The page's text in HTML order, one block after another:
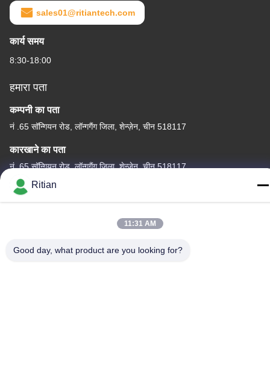
sales01@ritiantech.com
कार्य समय
8:30-18:00
हमारा पता
कम्पनी का पता
नं .65 सॉन्गियन रोड, लॉन्गगैंग जिला, शेन्ज़ेन, चीन 518117
कारखाने का पता
नं .65 सॉन्गियन रोड, लॉन्गगैंग जिला, शेन्ज़ेन, चीन 518117
टेलीफोनRitian
11:31 AM
Good day, what product are you looking for?